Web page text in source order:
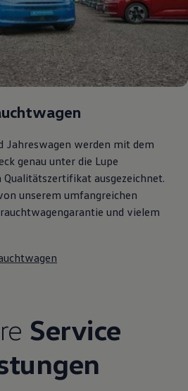
Jahreswagen werden mit dem
genau unter die Lupe
ausgezeichnet.
unserem umfangreichen
und vielem
Service